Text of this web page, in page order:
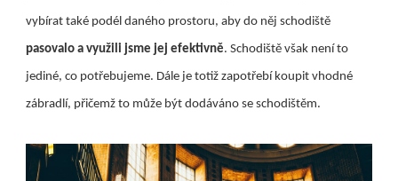
vybírat také podél daného prostoru, aby do něj schodiště
pasovalo a využili jsme jej efektivně. Schodiště však není to
jediné, co potřebujeme. Dále je totiž zapotřebí koupit vhodné
zábradlí, přičemž to může být dodáváno se schodištěm.